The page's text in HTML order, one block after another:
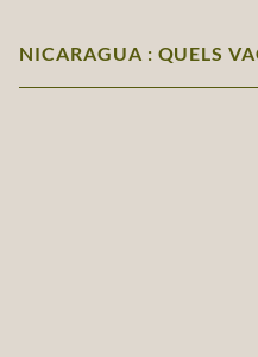
NICARAGUA : QUELS